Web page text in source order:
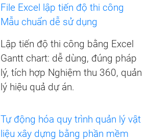
File Excel lập tiến độ thi công
Mẫu chuẩn dễ sử dụng
Lập tiến độ thi công bằng Excel
Gantt chart: dễ dùng, đúng pháp
lý, tích hợp Nghiệm thu 360, quản
lý hiệu quả dự án.
Tự động hóa quy trình quản lý vật
liệu xây dựng bằng phần mềm